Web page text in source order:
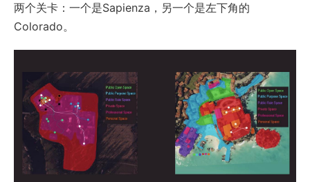
两个关卡：一个是Sapienza，另一个是左下角的
Colorado。